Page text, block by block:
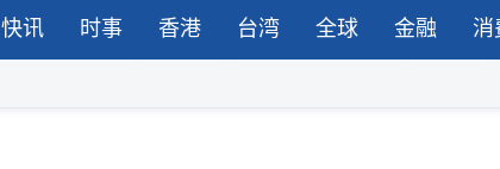
快讯 时事 香港 台湾 全球 金融 消